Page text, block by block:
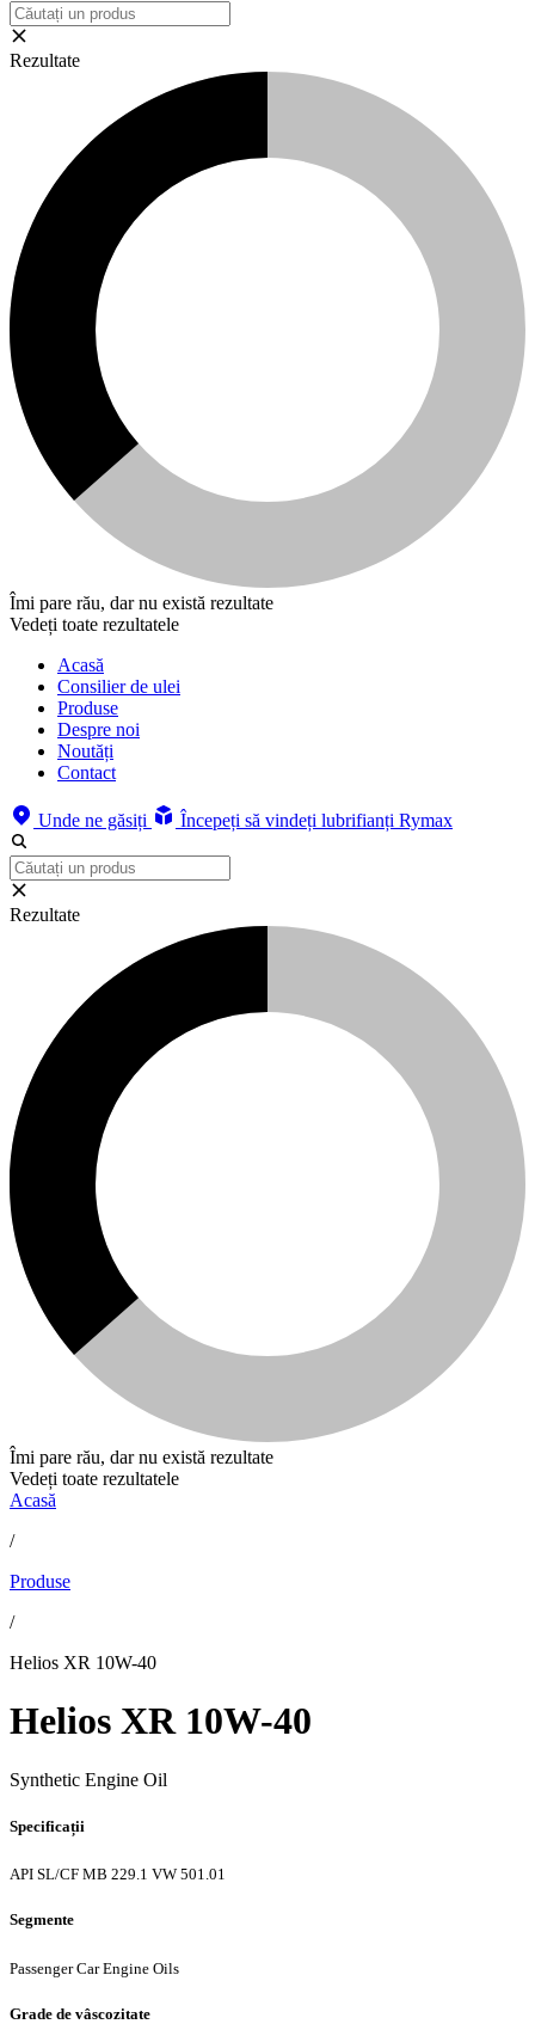
Rezultate
Îmi pare rău, dar nu există rezultate
Vedeți toate rezultatele
Acasă
Consilier de ulei
Produse
Despre noi
Noutăți
Contact
Unde ne găsiți Începeți să vindeți lubrifianți Rymax
Rezultate
Îmi pare rău, dar nu există rezultate
Vedeți toate rezultatele
Acasă
/
Produse
/
Helios XR 10W-40
Helios XR 10W-40
Synthetic Engine Oil
Specificații
API SL/CF MB 229.1 VW 501.01
Segmente
Passenger Car Engine Oils
Grade de vâscozitate